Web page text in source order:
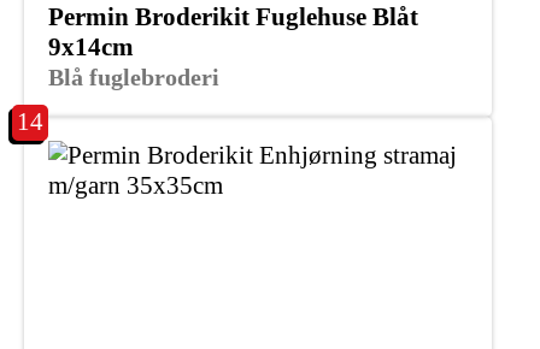
Blå fuglebroderi
Permin Broderikit Fuglehuse Blåt
9x14cm
14